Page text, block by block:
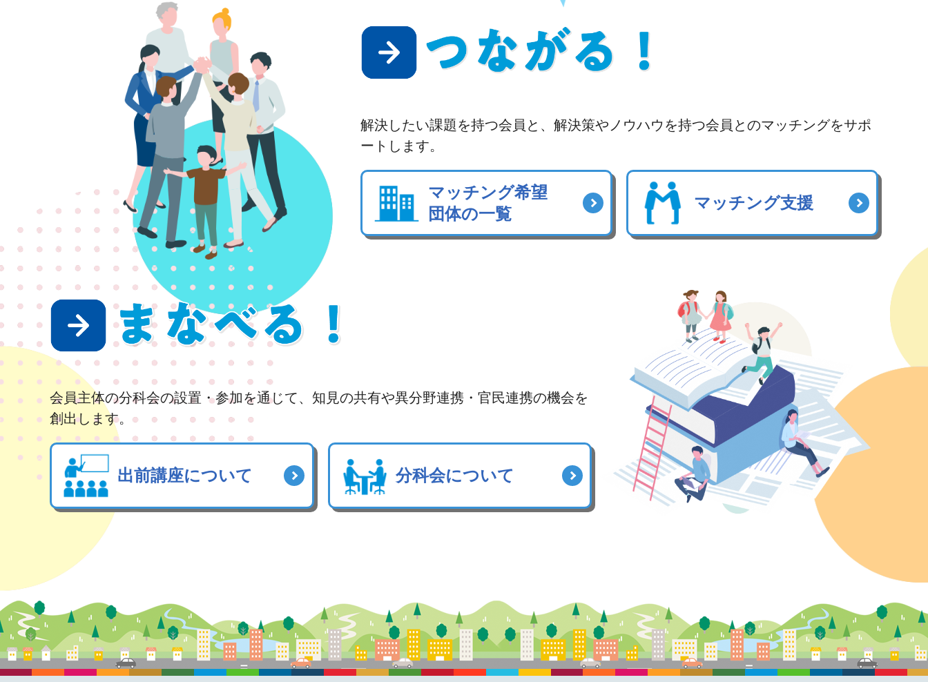
解決したい課題を持つ会員と、解決策やノウハウを持つ会員とのマッチングをサポ
ートします。
マッチング希望
団体の一覧
マッチング支援
会員主体の分科会の設置・参加を通じて、知見の共有や異分野連携・官民連携の機会を
創出します。
出前講座について 分科会について